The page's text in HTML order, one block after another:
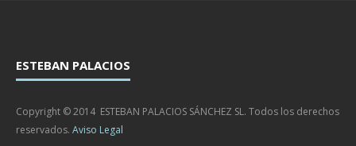
ESTEBAN PALACIOS
Copyright © 2014 ESTEBAN PALACIOS SÁNCHEZ SL. Todos los derechos
reservados. Aviso Legal